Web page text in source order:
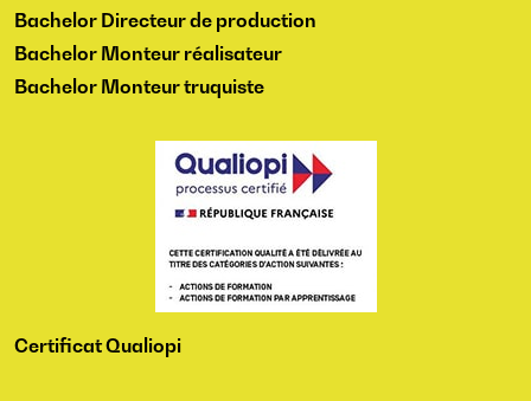
Bachelor Directeur de production
Bachelor Monteur réalisateur
Bachelor Monteur truquiste
Certificat Qualiopi